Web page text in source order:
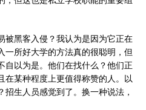
被黑客入侵？我认为是因为它正在
一所好大学的方法真的很聪明，但
自以为是。他们在找什么？他们正
在某种程度上更值得称赞的人。以
生人员感觉到了。换一种说法，